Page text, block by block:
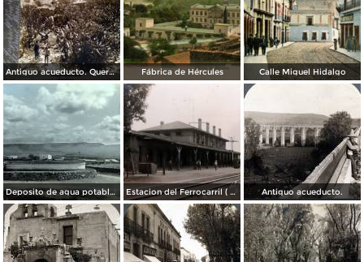
Antiguo acueducto. Querétaro Fábrica de Hércules Calle Miguel Hidalgo
Deposito de agua potable ( Circulada el 11 de Diciembre de 1920 ). Estacion del Ferrocarril ( Circulada el 19 de Diciembre de 1927 ). Antiguo acueducto.